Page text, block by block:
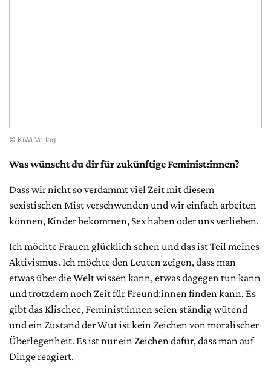
© KiWi Verlag
Was wünscht du dir für zukünftige Feminist:innen?
Dass wir nicht so verdammt viel Zeit mit diesem
sexistischen Mist verschwenden und wir einfach arbeiten
können, Kinder bekommen, Sex haben oder uns verlieben.
Ich möchte Frauen glücklich sehen und das ist Teil meines
Aktivismus. Ich möchte den Leuten zeigen, dass man
etwas über die Welt wissen kann, etwas dagegen tun kann
und trotzdem noch Zeit für Freund:innen finden kann. Es
gibt das Klischee, Feminist:innen seien ständig wütend
und ein Zustand der Wut ist kein Zeichen von moralischer
Überlegenheit. Es ist nur ein Zeichen dafür, dass man auf
Dinge reagiert.